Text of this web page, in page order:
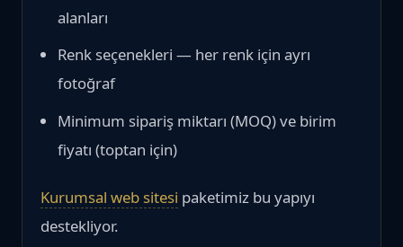
alanları
Renk seçenekleri — her renk için ayrı
fotoğraf
Minimum sipariş miktarı (MOQ) ve birim
fiyatı (toptan için)
Kurumsal web sitesi paketimiz bu yapıyı
destekliyor.